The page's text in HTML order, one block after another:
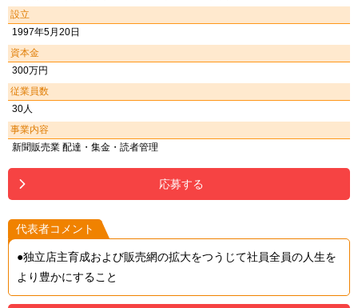
設立
1997年5月20日
資本金
300万円
従業員数
30人
事業内容
新聞販売業 配達・集金・読者管理
応募する
代表者コメント
●独立店主育成および販売網の拡大をつうじて社員全員の人生を
より豊かにすること